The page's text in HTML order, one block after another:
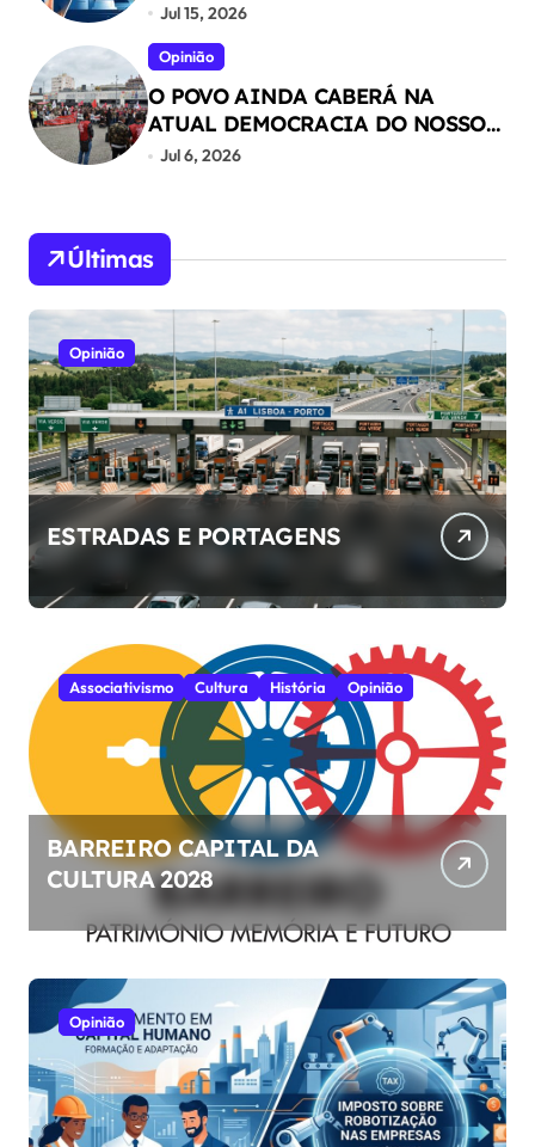
Jul 15, 2026
Opinião
O POVO AINDA CABERÁ NA
ATUAL DEMOCRACIA DO NOSSO
PAÍS ?
Jul 6, 2026
Últimas
Opinião
ESTRADAS E PORTAGENS
Associativismo Cultura História Opinião
BARREIRO CAPITAL DA
CULTURA 2028
Opinião